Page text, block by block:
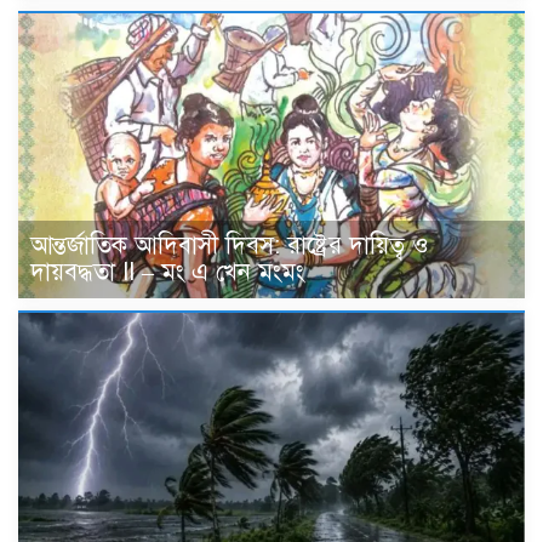
আন্তর্জাতিক আদিবাসী দিবস: রাষ্ট্রের দায়িত্ব ও
দায়বদ্ধতা II – মং এ খেন মংমং